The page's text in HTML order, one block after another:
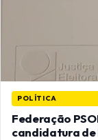
POLÍTICA
Federação
candidatura de